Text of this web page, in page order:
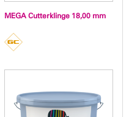
MEGA Cutterklinge 18,00 mm